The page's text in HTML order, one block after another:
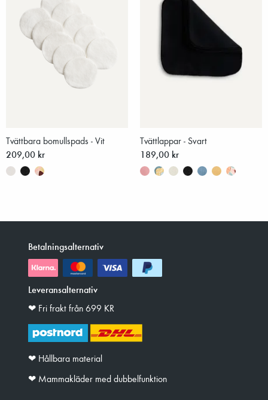
Tvättbara bomullspads - Vit
209,00 kr
Tvättlappar - Svart
189,00 kr
Betalningsalternativ
Leveransalternativ
❤︎ Fri frakt från 699 KR
❤︎ Hållbara material
❤︎ Mammakläder med dubbelfunktion